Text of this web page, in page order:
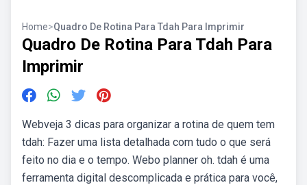
Home>Quadro De Rotina Para Tdah Para Imprimir
Quadro De Rotina Para Tdah Para
Imprimir
Webveja 3 dicas para organizar a rotina de quem tem
tdah: Fazer uma lista detalhada com tudo o que será
feito no dia e o tempo. Webo planner oh. tdah é uma
ferramenta digital descomplicada e prática para você,